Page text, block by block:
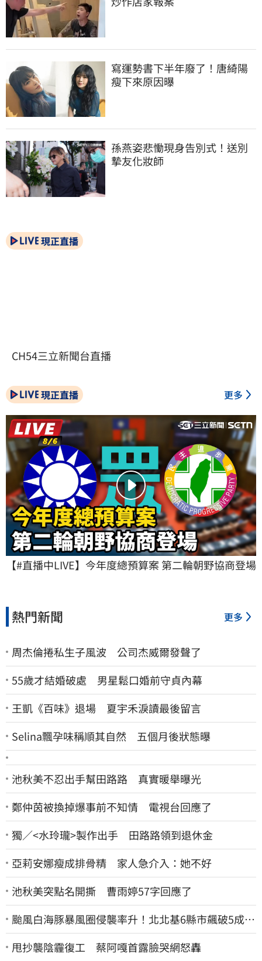
寫運勢書下半年廢了！唐綺陽
瘦下來原因曝
孫燕姿悲慟現身告別式！送別
摯友化妝師
現正直播
CH54三立新聞台直播
現正直播 更多
【#直播中LIVE】今年度總預算案 第二輪朝野協商登場
熱門新聞 更多
周杰倫捲私生子風波 公司杰威爾發聲了
55歲才結婚破處 男星鬆口婚前守貞內幕
王凱《百味》退場 夏宇禾淚讀最後留言
Selina飄孕味稱順其自然 五個月後狀態曝
池秋美不忍出手幫田路路 真實暖舉曝光
鄭仲茵被換掉爆事前不知情 電視台回應了
獨／<水玲瓏>製作出手 田路路領到退休金
亞莉安娜瘦成排骨精 家人急介入：她不好
池秋美突點名開撕 曹雨婷57字回應了
颱風白海豚暴風圈侵襲率升！北北基6縣市飆破5成
1縣市「最高達67%」
甩抄襲陰霾復工 蔡阿嘎首露臉哭網怒轟